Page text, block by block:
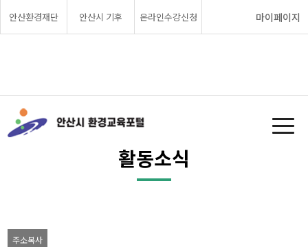
안산환경재단 안산시 기후 온라인수강신청 마이페이지
활동소식
주소복사